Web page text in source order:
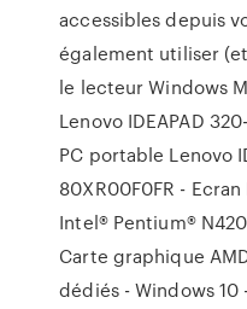
accessibles depuis
également utiliser
le lecteur Windows
Lenovo IDEAPAD
PC portable Lenovo
80XR00F0FR - Ecran
Intel® Pentium®
Carte graphique
dédiés - Windows